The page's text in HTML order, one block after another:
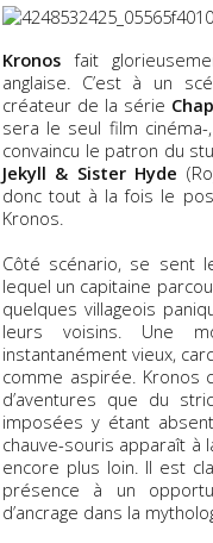
Kronos fait
anglaise. C’est à un
créateur de la série
sera le seul film
convaincu le patron du
Jekyll & Sister Hyde
donc tout à la fois le
Kronos.
Côté scénario, se sent
lequel un capitaine
quelques villageois
leurs voisins. Une
instantanément vieux,
comme aspirée. Kronos
d’aventures que du
imposées y étant
chauve-souris apparaît à
encore plus loin. Il est
présence à un
d’ancrage dans la